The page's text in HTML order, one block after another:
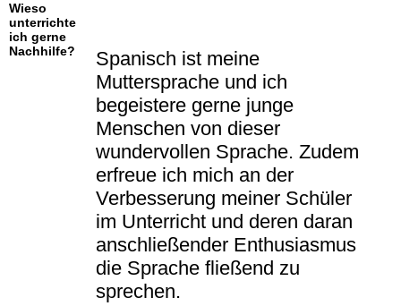
Wieso
unterrichte
ich gerne
Nachhilfe?
Spanisch ist meine
Muttersprache und ich
begeistere gerne junge
Menschen von dieser
wundervollen Sprache. Zudem
erfreue ich mich an der
Verbesserung meiner Schüler
im Unterricht und deren daran
anschließender Enthusiasmus
die Sprache fließend zu
sprechen.